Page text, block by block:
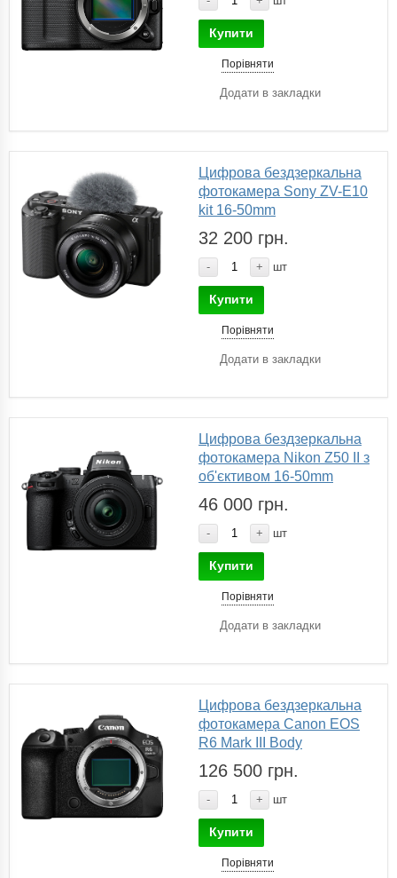
Купити
Порівняти
Додати в закладки
Цифрова бездзеркальна
фотокамера Sony ZV-E10
kit 16-50mm
32 200 грн.
- + шт
Купити
Порівняти
Додати в закладки
Цифрова бездзеркальна
фотокамера Nikon Z50 II з
об'єктивом 16-50mm
46 000 грн.
- + шт
Купити
Порівняти
Додати в закладки
Цифрова бездзеркальна
фотокамера Canon EOS
R6 Mark III Body
126 500 грн.
- + шт
Купити
Порівняти